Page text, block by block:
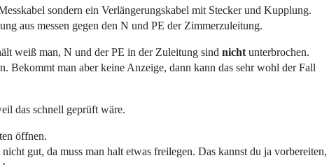
sondern ein Verlängerungskabel mit Stecker und Kupplung.
aus messen gegen den N und PE der Zimmerzuleitung.
weiß man, N und der PE in der Zuleitung sind nicht unterbrochen.
Bekommt man aber keine Anzeige, dann kann das sehr wohl der Fall
das schnell geprüft wäre.
öffnen.
gut, da muss man halt etwas freilegen. Das kannst du ja vorbereiten,